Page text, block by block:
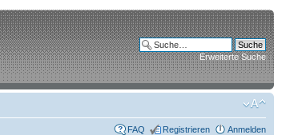
Erweiterte Suche
FAQ Registrieren Anmelden